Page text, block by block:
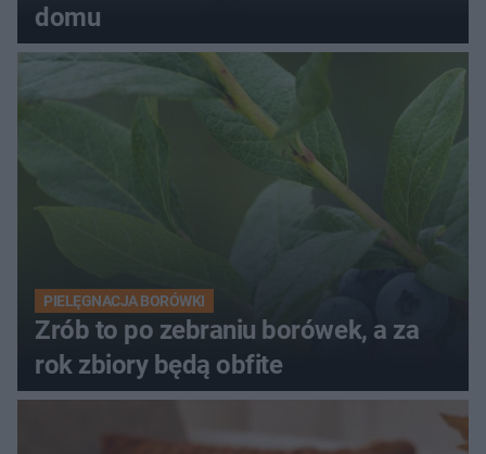
domu
PIELĘGNACJA BORÓWKI
Zrób to po zebraniu borówek, a za
rok zbiory będą obfite